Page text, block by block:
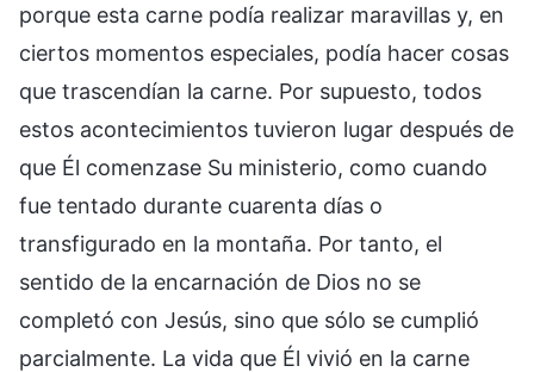
porque esta carne podía realizar maravillas y, en
ciertos momentos especiales, podía hacer cosas
que trascendían la carne. Por supuesto, todos
estos acontecimientos tuvieron lugar después de
que Él comenzase Su ministerio, como cuando
fue tentado durante cuarenta días o
transfigurado en la montaña. Por tanto, el
sentido de la encarnación de Dios no se
completó con Jesús, sino que sólo se cumplió
parcialmente. La vida que Él vivió en la carne